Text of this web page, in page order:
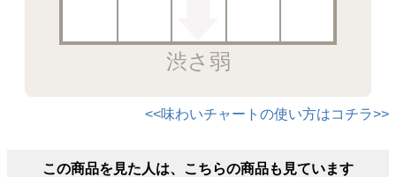
渋さ弱
<<味わいチャートの使い方はコチラ>>
この商品を見た人は、こちらの商品も見ています